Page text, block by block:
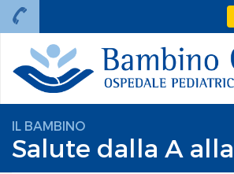
IL BAMBINO
Salute dalla A